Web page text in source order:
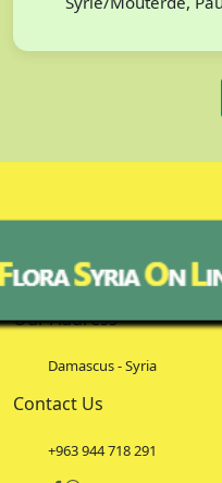
Our Address
Damascus - Syria
Contact Us
+963 944 718 291